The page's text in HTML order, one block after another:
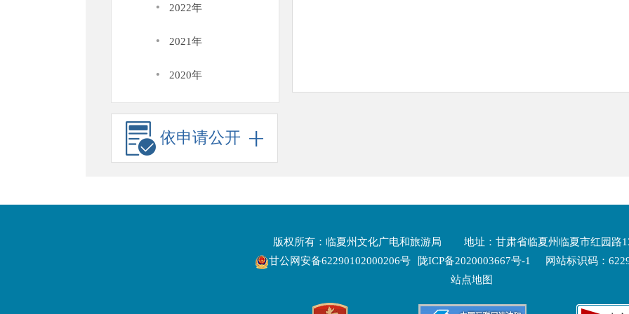
· 2022年
· 2021年
· 2020年
依申请公开
版权所有：临夏州文化广电和旅游局
地址：甘肃省临夏州临夏市红园路
甘公网安备62290102000206号
陇ICP备2020003667号-1
网站标识码：
站点地图